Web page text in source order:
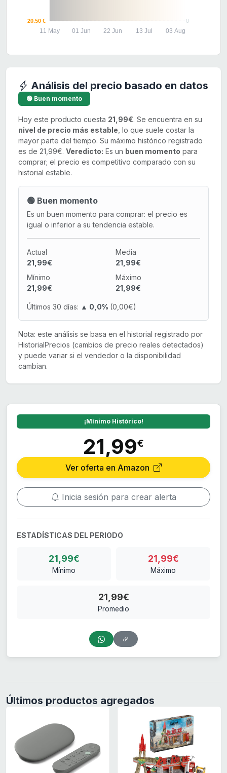
0
20.50 €
11 May 01 Jun 22 Jun 13 Jul 03 Aug
Análisis del precio basado en datos
🟢 Buen momento
Hoy este producto cuesta 21,99€. Se encuentra en su
nivel de precio más estable , lo que suele costar la
mayor parte del tiempo. Su máximo histórico registrado
es de 21,99€. Veredicto: Es un buen momento para
comprar; el precio es competitivo comparado con su
historial estable.
🟢 Buen momento
Es un buen momento para comprar: el precio es
igual o inferior a su tendencia estable.
Actual
21,99€
Media
21,99€
Mínimo
21,99€
Máximo
21,99€
Últimos 30 días: ▲ 0,0% (0,00€)
Nota: este análisis se basa en el historial registrado por
HistorialPrecios (cambios de precio reales detectados)
y puede variar si el vendedor o la disponibilidad
cambian.
¡Mínimo Histórico!
21,99€
Ver oferta en Amazon
Inicia sesión para crear alerta
ESTADÍSTICAS DEL PERIODO
21,99€
Mínimo
21,99€
Máximo
21,99€
Promedio
Últimos productos agregados